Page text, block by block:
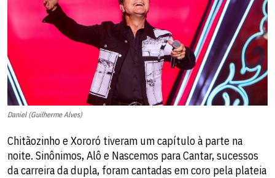
Daniel (Guilherme Alves)
Chitãozinho e Xororó tiveram um capítulo à parte na
noite. Sinônimos, Alô e Nascemos para Cantar, sucessos
da carreira da dupla, foram cantadas em coro pela plateia